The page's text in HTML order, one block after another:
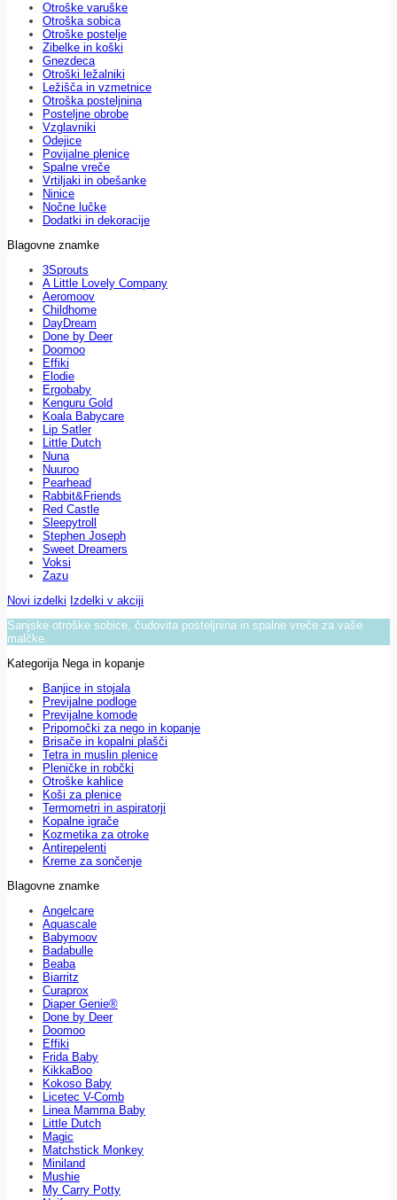
Otroške varuške
Otroška sobica
Otroške postelje
Zibelke in koški
Gnezdeca
Otroški ležalniki
Ležišča in vzmetnice
Otroška posteljnina
Posteljne obrobe
Vzglavniki
Odejice
Povijalne plenice
Spalne vreče
Vrtiljaki in obešanke
Ninice
Nočne lučke
Dodatki in dekoracije
Blagovne znamke
3Sprouts
A Little Lovely Company
Aeromoov
Childhome
DayDream
Done by Deer
Doomoo
Effiki
Elodie
Ergobaby
Kenguru Gold
Koala Babycare
Lip Satler
Little Dutch
Nuna
Nuuroo
Pearhead
Rabbit&Friends
Red Castle
Sleepytroll
Stephen Joseph
Sweet Dreamers
Voksi
Zazu
Novi izdelki Izdelki v akciji
Sanjske otroške sobice, čudovita posteljnina in spalne vreče za vaše
malčke.
Kategorija Nega in kopanje
Banjice in stojala
Previjalne podloge
Previjalne komode
Pripomočki za nego in kopanje
Brisače in kopalni plašči
Tetra in muslin plenice
Pleničke in robčki
Otroške kahlice
Koši za plenice
Termometri in aspiratorji
Kopalne igrače
Kozmetika za otroke
Antirepelenti
Kreme za sončenje
Blagovne znamke
Angelcare
Aquascale
Babymoov
Badabulle
Beaba
Biarritz
Curaprox
Diaper Genie®
Done by Deer
Doomoo
Effiki
Frida Baby
KikkaBoo
Kokoso Baby
Licetec V-Comb
Linea Mamma Baby
Little Dutch
Magic
Matchstick Monkey
Miniland
Mushie
My Carry Potty